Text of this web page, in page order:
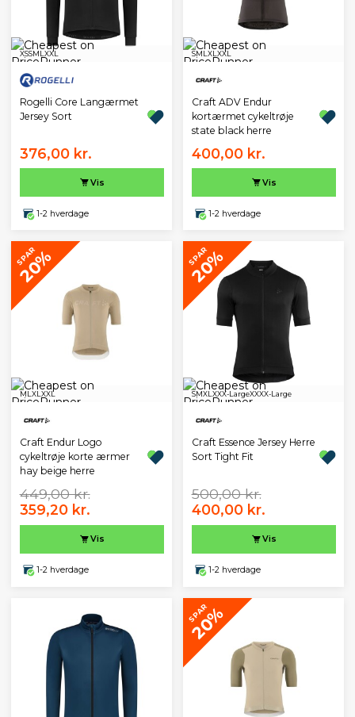
XSSML XXL
Rogelli Core Langærmet
Jersey Sort
376,00 kr.
Vis
1-2 hverdage
SML XL XXL
Craft ADV Endur
kortærmet cykeltrøje
state black herre
400,00 kr.
Vis
1-2 hverdage
SPAR
20%
ML XL XXL
Craft Endur Logo
cykeltrøje korte ærmer
hay beige herre
449,00 kr.
359,20 kr.
Vis
1-2 hverdage
SPAR
20%
SMXL XXX-LargeXXXX-Large
Craft Essence Jersey Herre
Sort Tight Fit
500,00 kr.
400,00 kr.
Vis
1-2 hverdage
SPAR
20%